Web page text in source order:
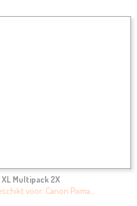
Multipack 2X
voor: Canon Pixma…